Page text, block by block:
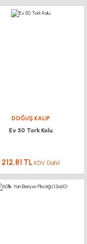
DOĞUŞ KALIP
Ev 50 Tork Kolu
212,81 TL KDV Dahil